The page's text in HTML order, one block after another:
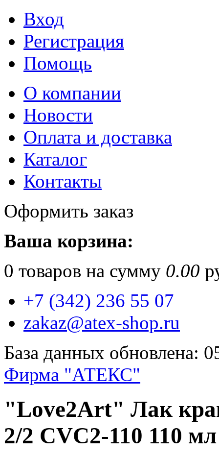
Вход
Регистрация
Помощь
О компании
Новости
Оплата и доставка
Каталог
Контакты
Оформить заказ
Ваша корзина:
0 товаров на сумму 0.00
+7 (342) 236 55 07
zakaz@atex-shop.ru
База данных обновлена:
Фирма "АТЕКС"
"Love2Art" Лак
2/2 CVC2-110 110